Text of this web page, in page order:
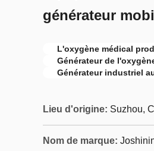
générateur
L'oxygène médical
Générateur de
Générateur industriel
Lieu d'origine: Suzhou,
Nom de marque: